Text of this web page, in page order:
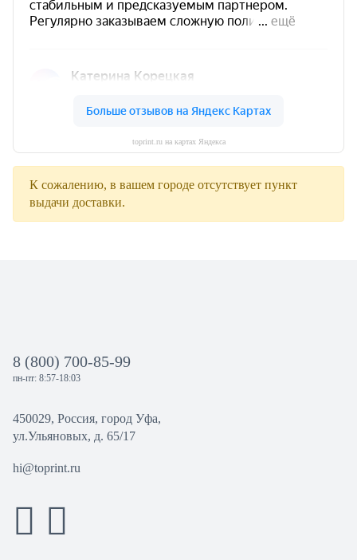
toprint.ru на картах Яндекса
К сожалению, в вашем городе отсутствует пункт
выдачи доставки.
8 (800) 700-85-99
пн-пт: 8:57-18:03
450029, Россия, город Уфа,
ул.Ульяновых, д. 65/17
hi@toprint.ru